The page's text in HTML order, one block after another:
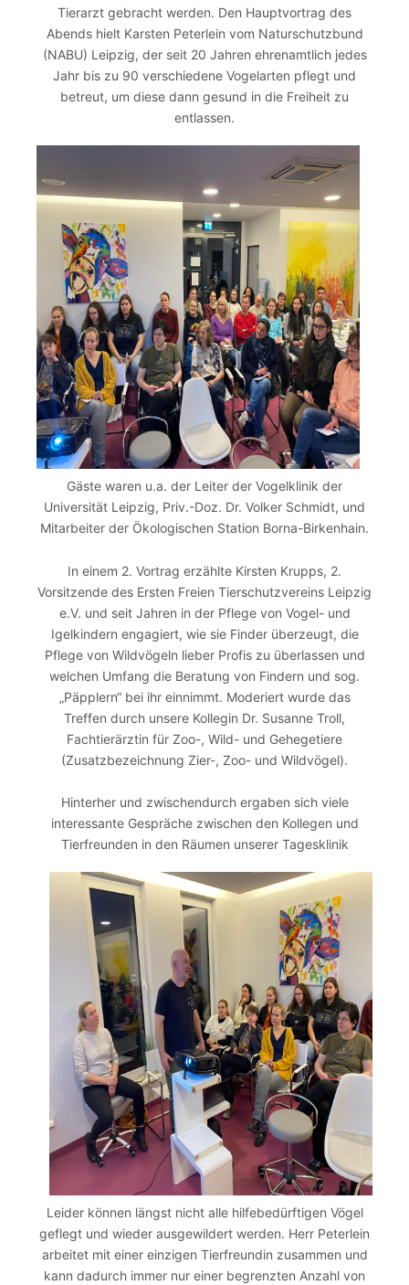
Tierarzt gebracht werden. Den Hauptvortrag des
Abends hielt Karsten Peterlein vom Naturschutzbund
(NABU) Leipzig, der seit 20 Jahren ehrenamtlich jedes
Jahr bis zu 90 verschiedene Vogelarten pflegt und
betreut, um diese dann gesund in die Freiheit zu
entlassen.
Gäste waren u.a. der Leiter der Vogelklinik der
Universität Leipzig, Priv.-Doz. Dr. Volker Schmidt, und
Mitarbeiter der Ökologischen Station Borna-Birkenhain.
In einem 2. Vortrag erzählte Kirsten Krupps, 2.
Vorsitzende des Ersten Freien Tierschutzvereins Leipzig
e.V. und seit Jahren in der Pflege von Vogel- und
Igelkindern engagiert, wie sie Finder überzeugt, die
Pflege von Wildvögeln lieber Profis zu überlassen und
welchen Umfang die Beratung von Findern und sog.
„Päpplern“ bei ihr einnimmt. Moderiert wurde das
Treffen durch unsere Kollegin Dr. Susanne Troll,
Fachtierärztin für Zoo-, Wild- und Gehegetiere
(Zusatzbezeichnung Zier-, Zoo- und Wildvögel).
Hinterher und zwischendurch ergaben sich viele
interessante Gespräche zwischen den Kollegen und
Tierfreunden in den Räumen unserer Tagesklinik
Leider können längst nicht alle hilfebedürftigen Vögel
geflegt und wieder ausgewildert werden. Herr Peterlein
arbeitet mit einer einzigen Tierfreundin zusammen und
kann dadurch immer nur einer begrenzten Anzahl von